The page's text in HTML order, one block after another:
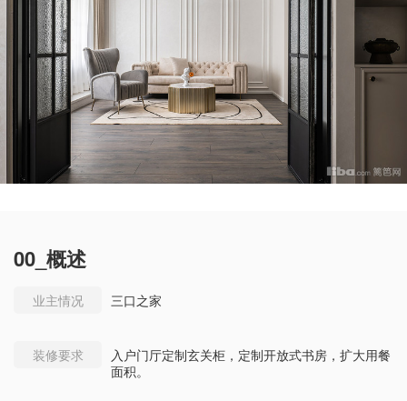
00_概述
业主情况 三口之家
装修要求
入户门厅定制玄关柜，定制开放式书房，扩大用餐
面积。